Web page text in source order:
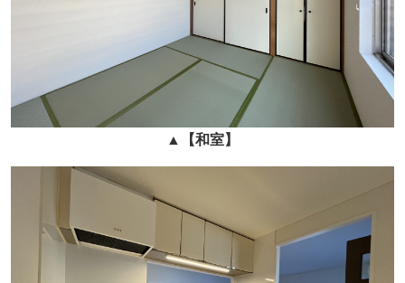
▲ 【和室】